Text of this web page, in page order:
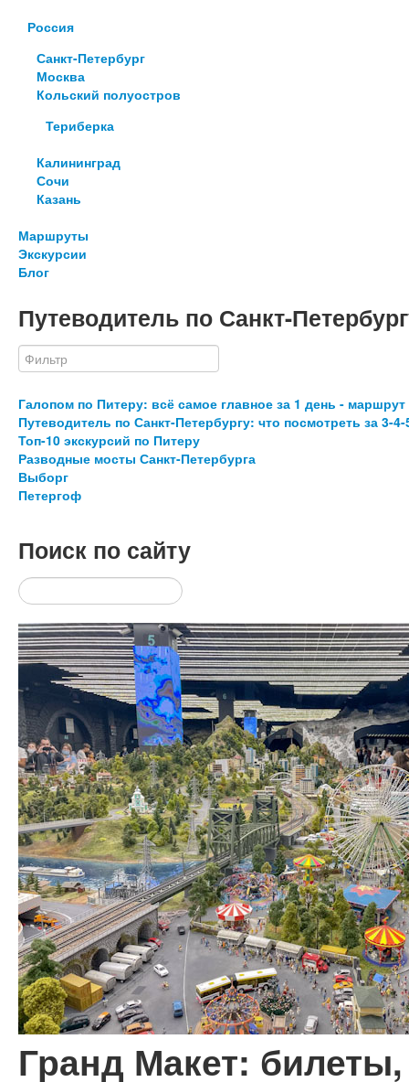
Россия
Санкт-Петербург
Москва
Кольский полуостров
Териберка
Калининград
Сочи
Казань
Маршруты
Экскурсии
Блог
Путеводитель по Санкт-
Галопом по Питеру: всё самое главное за 1 день - маршрут
Путеводитель по Санкт-Петербургу: что посмотреть за 3-
Топ-10 экскурсий по Питеру
Разводные мосты Санкт-Петербурга
Выборг
Петергоф
Поиск по сайту
Гранд Макет: